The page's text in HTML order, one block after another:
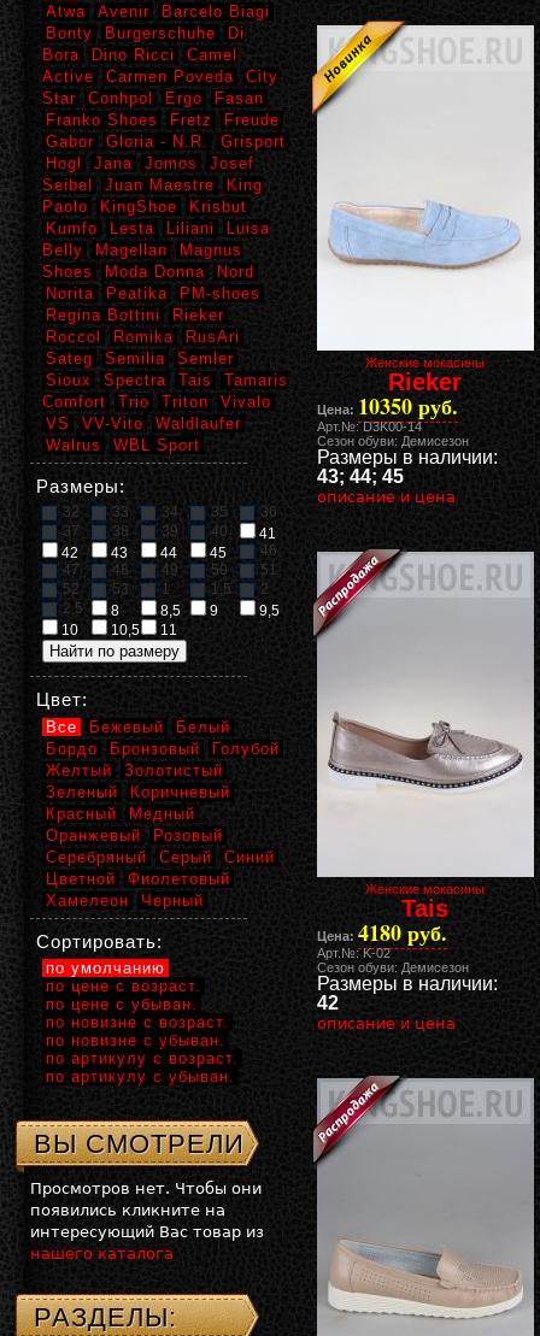
Женские мокасины
Rieker
Цена: 10350 руб.
Арт.№: D3K00-14
Сезон обуви: Демисезон
Размеры в наличии:
43; 44; 45
описание и цена
Женские мокасины
Tais
Цена: 4180 руб.
Арт.№: K-02
Сезон обуви: Демисезон
Размеры в наличии:
42
описание и цена
Atwa
Avenir
Barcelo Biagi
Bonty
Burgerschuhe
Di
Bora
Dino Ricci
Camel
Active
Carmen Poveda
City
Star
Conhpol Ergo
Fasan
Franko Shoes
Fretz
Freude
Gabor
Gloria - N.R.
Grisport
Hogl
Jana Jomos
Josef
Seibel
Juan Maestre
King
Paolo
KingShoe
Krisbut
Kumfo
Lesta Liliani
Luisa
Belly
Magellan
Magnus
Shoes
Moda Donna
Nord
Norita
Peatika
PM-shoes
Regina Bottini
Rieker
Roccol
Romika
RusAri
Sateg
Semilia
Semler
Sioux
Spectra Tais
Tamaris
Comfort
Trio Triton
Vivalo
VS
VV-Vito
Waldlaufer
Walrus
WBL Sport
Размеры:
32 33 34 35
36
37
38 39 40
41
42
43 44 45
46
47
48 49 50
51
52
53 1 1,5
2
2,5
8 8,5 9
9,5
10
10,5 11
Цвет:
Все Бежевый
Белый
Бордо
Бронзовый
Голубой
Желтый
Золотистый
Зеленый
Коричневый
Красный
Медный
Оранжевый
Розовый
Серебряный
Серый
Синий
Цветной
Фиолетовый
Хамелеон
Черный
Сортировать:
по умолчанию
по цене с возраст.
по цене с убыван.
по новизне с возраст.
по новизне с убыван.
по артикулу с возраст.
по артикулу с убыван.
ВЫ СМОТРЕЛИ
Просмотров нет. Чтобы они
появились кликните на
интересующий Вас товар из
нашего каталога
РАЗДЕЛЫ: